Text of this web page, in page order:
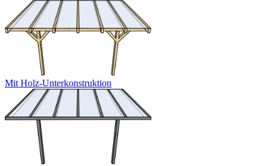
Mit Holz-Unterkonstruktion